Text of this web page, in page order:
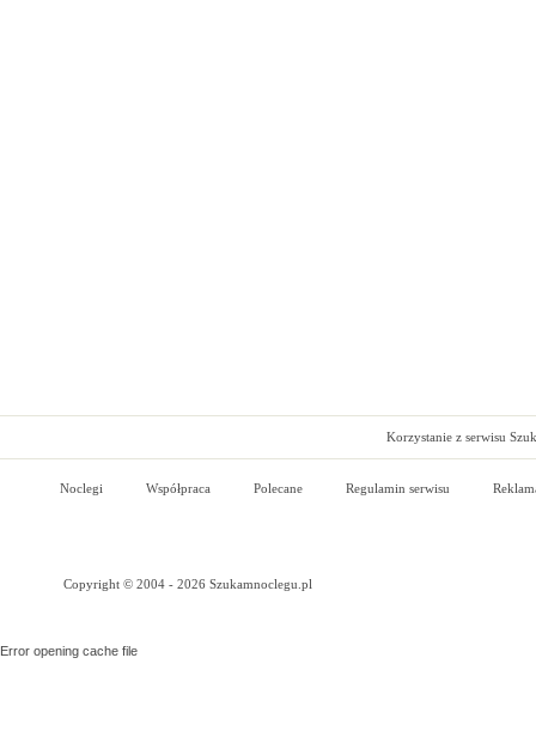
Korzystanie z serwisu
Noclegi Współpraca Polecane Regulamin serwisu
Copyright © 2004 - 2026 Szukamnoclegu.pl
Error opening cache file